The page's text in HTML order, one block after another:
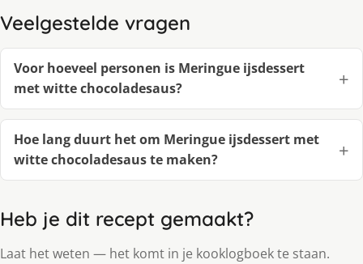
Veelgestelde vragen
Voor hoeveel personen is Meringue ijsdessert
met witte chocoladesaus?
Hoe lang duurt het om Meringue ijsdessert met
witte chocoladesaus te maken?
Heb je dit recept gemaakt?
Laat het weten — het komt in je kooklogboek te staan.